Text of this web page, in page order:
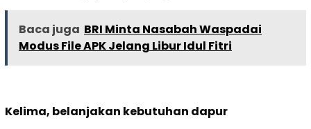
Baca juga BRI Minta Nasabah Waspadai
Modus File APK Jelang Libur Idul Fitri
Kelima, belanjakan kebutuhan dapur